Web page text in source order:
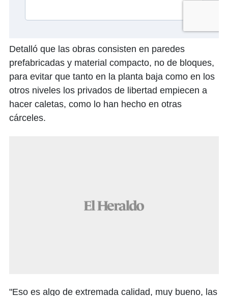
Detalló que las obras consisten en paredes
prefabricadas y material compacto, no de bloques,
para evitar que tanto en la planta baja como en los
otros niveles los privados de libertad empiecen a
hacer caletas, como lo han hecho en otras
cárceles.
"Eso es algo de extremada calidad, muy bueno, las